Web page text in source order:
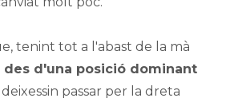
tenint tot a l'abast de la mà
d'una posició dominant
deixessin passar per la dreta